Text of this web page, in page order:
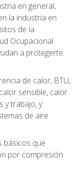
en general,
la industria en
de la
Ocupacional
a protegerte
de calor, BTU,
sensible, calor
y trabajo, y
de aire
básicos que
por compresión